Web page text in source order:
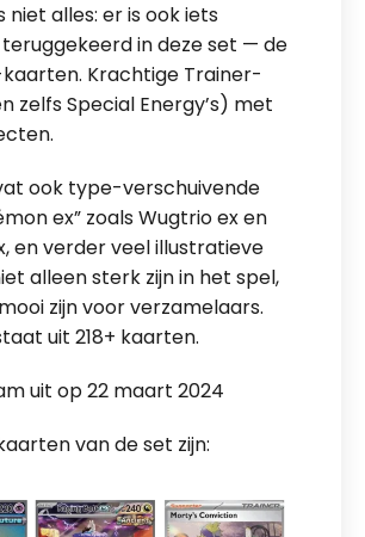
niet alles: er is ook iets
in deze set — de
kaarten. Krachtige Trainer-
zelfs Special Energy’s) met
ook type-verschuivende
ex” zoals Wugtrio ex en
en verder veel illustratieve
alleen sterk zijn in het spel,
zijn voor verzamelaars.
uit 218+ kaarten.
uit op 22 maart 2024
van de set zijn: